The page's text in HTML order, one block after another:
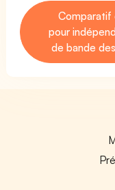
Comparatif
pour
de bande